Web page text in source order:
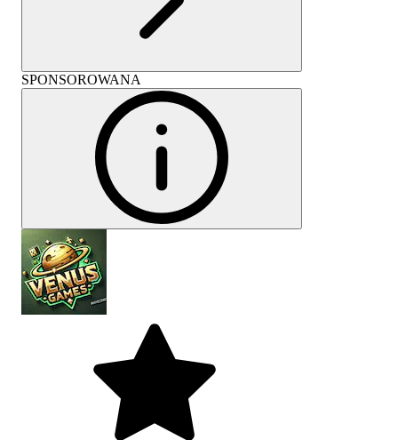
SPONSOROWANA